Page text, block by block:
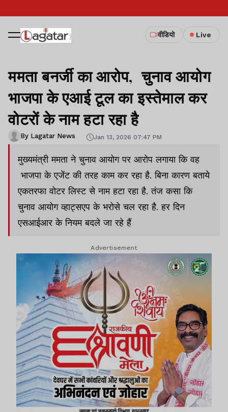
वीडियो Live
ममता बनर्जी का आरोप, चुनाव आयोग
भाजपा के एआई टूल का इस्तेमाल कर
वोटरों के नाम हटा रहा है
By Lagatar News Jan 13, 2026 07:47 PM
मुख्यमंत्री ममता ने चुनाव आयोग पर आरोप लगाया कि वह
भाजपा के एजेंट की तरह काम कर रहा है. बिना कारण बताये
एकतरफा वोटर लिस्ट से नाम हटा रहा है. तंज कसा कि
चुनाव आयोग व्हाट्सएप के भरोसे चल रहा है. हर दिन
एसआईआर के नियम बदले जा रहे हैं
Advertisement